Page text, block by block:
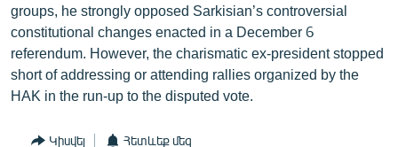
groups, he strongly opposed Sarkisian’s controversial
constitutional changes enacted in a December 6
referendum. However, the charismatic ex-president stopped
short of addressing or attending rallies organized by the
HAK in the run-up to the disputed vote.
Կիսվել Հետևեք մեզ